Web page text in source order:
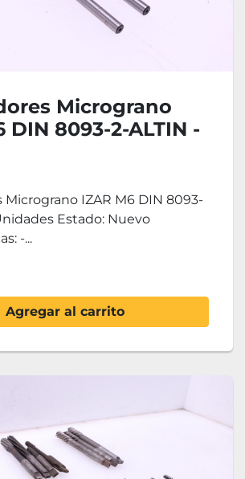
Micrograno
DIN 8093-2-ALTIN -
Micrograno IZAR M6 DIN 8093-
Estado: Nuevo
-...
Agregar al carrito